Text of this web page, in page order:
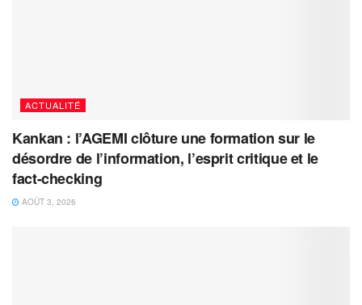
ACTUALITÉ
Kankan : l’AGEMI clôture une formation sur le
désordre de l’information, l’esprit critique et le
fact-checking
AOÛT 3, 2026